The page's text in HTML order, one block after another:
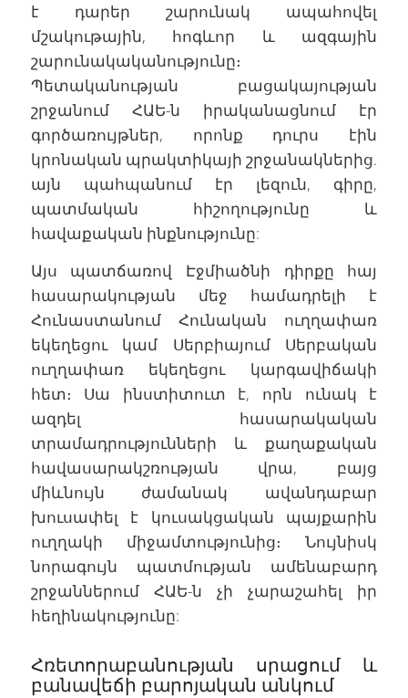
է դարեր շարունակ ապահովել
մշակութային, հոգևոր և ազգային
շարունակականությունը։
Պետականության բացակայության
շրջանում ՀԱԵ-ն իրականացնում էր
գործառույթներ, որոնք դուրս էին
կրոնական պրակտիկայի շրջանակներից.
այն պահպանում էր լեզուն, գիրը,
պատմական հիշողությունը և
հավաքական ինքնությունը:
Այս պատճառով Էջմիածնի դիրքը հայ
հասարակության մեջ համադրելի է
Հունաստանում Հունական ուղղափառ
եկեղեցու կամ Սերբիայում Սերբական
ուղղափառ եկեղեցու կարգավիճակի
հետ։ Սա ինստիտուտ է, որն ունակ է
ազդել հասարակական
տրամադրությունների և քաղաքական
հավասարակշռության վրա, բայց
միևնույն ժամանակ ավանդաբար
խուսափել է կուսակցական պայքարին
ուղղակի միջամտությունից։ Նույնիսկ
նորագույն պատմության ամենաբարդ
շրջաններում ՀԱԵ-ն չի չարաշահել իր
հեղինակությունը:
Հռետորաբանության սրացում և
բանավեճի բարոյական անկում